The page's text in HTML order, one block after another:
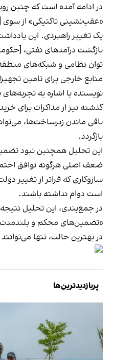
در ادامه آمده است که چنین
«عقب‌نشینی تاکتیکی» از
یک تغییر راهبردی. این
بازگشت درآمدهای نفتی،
توان نظامی و شبکه‌های
منابع خارجی برای تامین
نویسنده با اشاره به
گذشته نیز از مذاکرات برای
باقی ماندن زیرساخت‌ها،
بازگردد.
این تحلیل همچنین نبود
ضعف اصلی هرگونه توافق
سازوکاری که فراتر از تغییر
است دوام نداشته باشند.
در جمع‌بندی، این تحلیل نتیجه
«تضمین‌های محکم و
در بهترین حالت، تنها
پربازدیدترین‌ها